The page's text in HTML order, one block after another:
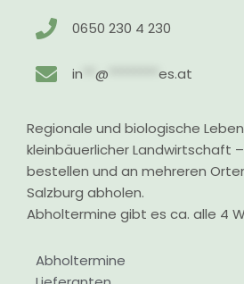
0650 230 4 230
in **@ ********es.at
Regionale und biologische
kleinbäuerlicher Landwirtschaft
bestellen und an mehreren
Salzburg abholen.
Abholtermine gibt es ca. alle 4
Abholtermine